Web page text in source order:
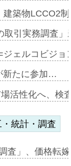
建築物LCCO2
取引実務調査
ジェルコビジ
新たに参加…
活性化へ、検
統計・調査
査」、価格転